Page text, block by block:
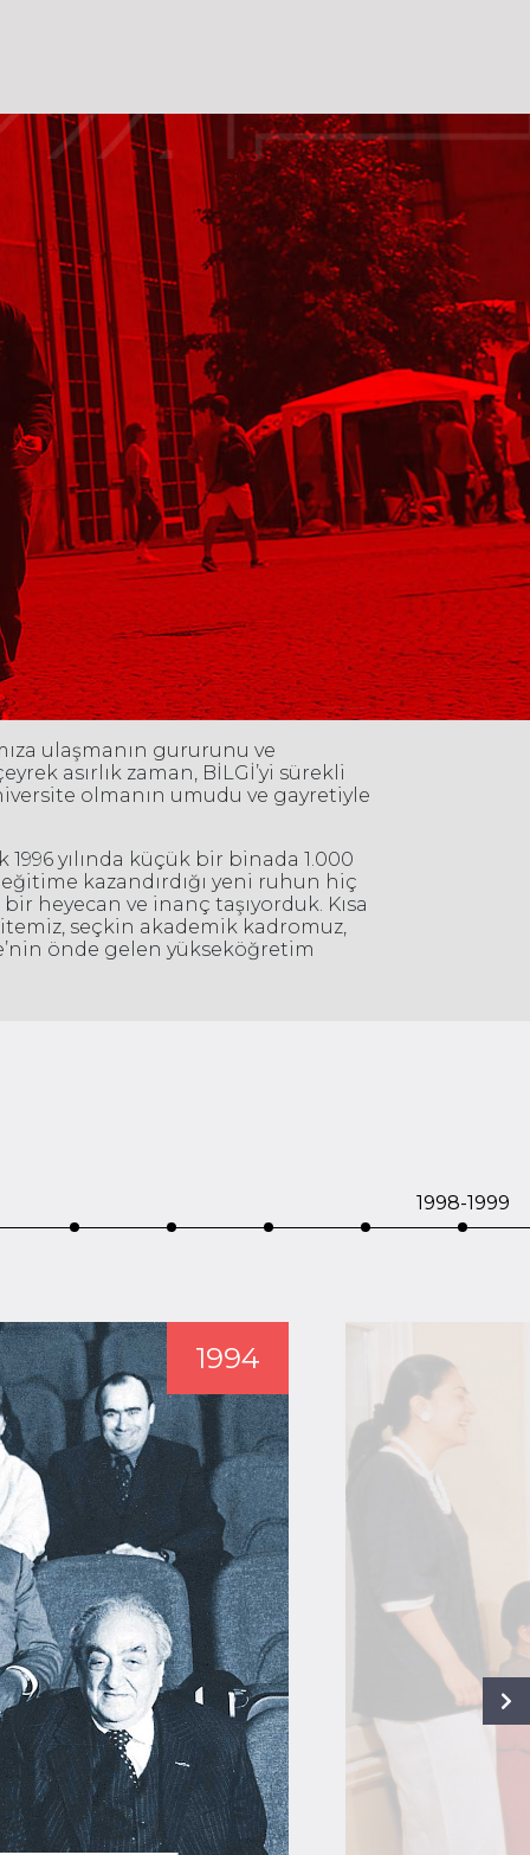
ulaşmanın gururunu ve
asırlık zaman, BİLGİ’yi sürekli
olmanın umudu ve gayretiyle
yılında küçük bir binada 1.000
eğitime kazandırdığı yeni ruhun hiç
heyecan ve inanç taşıyorduk. Kısa
seçkin akademik kadromuz,
önde gelen yükseköğretim
1998-1999‍
1994
Next